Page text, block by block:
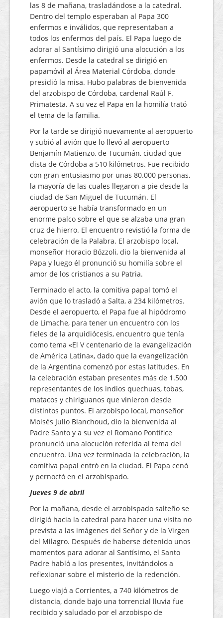
las 8 de mañana, trasladándose a la catedral.
Dentro del templo esperaban al Papa 300
enfermos e inválidos, que representaban a
todos los enfermos del país. El Papa luego de
adorar al Santísimo dirigió una alocución a los
enfermos. Desde la catedral se dirigió en
papamóvil al Área Material Córdoba, donde
presidió la misa. Hubo palabras de bienvenida
del arzobispo de Córdoba, cardenal Raúl F.
Primatesta. A su vez el Papa en la homilía trató
el tema de la familia.
Por la tarde se dirigió nuevamente al aeropuerto
y subió al avión que lo llevó al aeropuerto
Benjamín Matienzo, de Tucumán, ciudad que
dista de Córdoba a 510 kilómetros. Fue recibido
con gran entusiasmo por unas 80.000 personas,
la mayoría de las cuales llegaron a pie desde la
ciudad de San Miguel de Tucumán. El
aeropuerto se había transformado en un
enorme palco sobre el que se alzaba una gran
cruz de hierro. El encuentro revistió la forma de
celebración de la Palabra. El arzobispo local,
monseñor Horacio Bózzoli, dio la bienvenida al
Papa y luego él pronunció su homilía sobre el
amor de los cristianos a su Patria.
Terminado el acto, la comitiva papal tomó el
avión que lo trasladó a Salta, a 234 kilómetros.
Desde el aeropuerto, el Papa fue al hipódromo
de Limache, para tener un encuentro con los
fieles de la arquidiócesis, encuentro que tenía
como tema «El V centenario de la evangelización
de América Latina», dado que la evangelización
de la Argentina comenzó por estas latitudes. En
la celebración estaban presentes más de 1.500
representantes de los indios quechuas, tobas,
matacos y chiriguanos que vinieron desde
distintos puntos. El arzobispo local, monseñor
Moisés Julio Blanchoud, dio la bienvenida al
Padre Santo y a su vez el Romano Pontífice
pronunció una alocución referida al tema del
encuentro. Una vez terminada la celebración, la
comitiva papal entró en la ciudad. El Papa cenó
y pernoctó en el arzobispado.
Jueves 9 de abril
Por la mañana, desde el arzobispado salteño se
dirigió hacia la catedral para hacer una visita no
prevista a las imágenes del Señor y de la Virgen
del Milagro. Después de haberse detenido unos
momentos para adorar al Santísimo, el Santo
Padre habló a los presentes, invitándolos a
reflexionar sobre el misterio de la redención.
Luego viajó a Corrientes, a 740 kilómetros de
distancia, donde bajo una torrencial lluvia fue
recibido y saludado por el arzobispo de